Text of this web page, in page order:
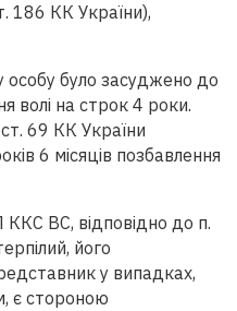
186 КК України),
особу було засуджено до
волі на строк 4 роки.
69 КК України
6 місяців позбавлення
ККС ВС, відповідно до п.
його
у випадках,
є стороною